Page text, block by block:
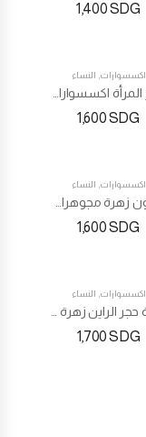
1,400SDG
اكسسوارات, النساء
سوار المرأة اكسسوارات سوار جلانج أربع أوراق
1,600SDG
اكسسوارات, النساء
فاشون زهرة مجوهرات حلق شكل زهرة
1,600SDG
اكسسوارات, النساء
المرأة حجر الراين زهرة قلادة سلسلة طويلة قلادة
1,700SDG